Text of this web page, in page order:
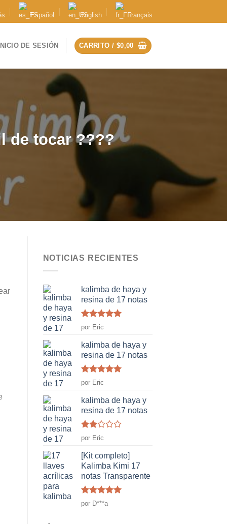
Español English Français
INICIO DE SESIÓN CARRITO / $0,00
de tocar ????
NOTICIAS RECIENTES
kalimba de haya y
resina de 17 notas
Rated
5
por Eric
kalimba de haya y
resina de 17 notas
Rated
5
por Eric
kalimba de haya y
resina de 17 notas
Rated
2
5
por Eric
[Kit completo]
Kalimba Kimi 17
notas Transparente
Rated5de
5
por D***a